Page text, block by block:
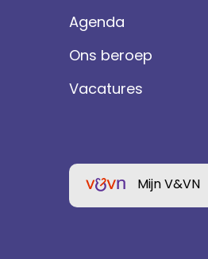
Agenda
Ons beroep
Vacatures
Mijn V&VN